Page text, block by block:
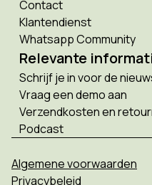
Contact
Klantendienst
Whatsapp Community
Relevante
Schrijf je in voor de
Vraag een demo aan
Verzendkosten en
Podcast
Algemene voorwaarden
Privacybeleid